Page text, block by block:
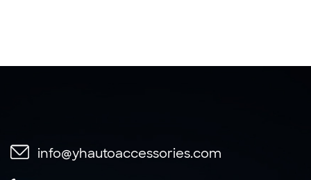
info@yhautoaccessories.com